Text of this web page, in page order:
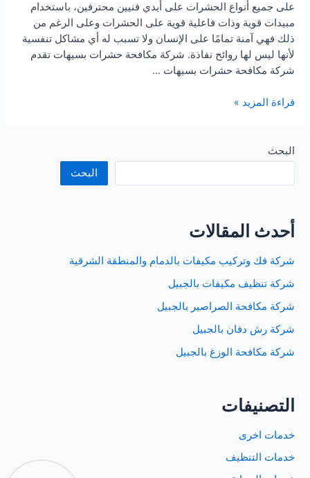
على جميع أنواع الحشرات على أيدي فنيين محترفين، باستخدام
مبيدات قوية وذات فاعلية قوية على الحشرات وعلى الرغم من
ذلك فهي آمنة تمامًا على الإنسان ولا تسبب له أي مشاكل تنفسية
لأنها ليس لها روائح نفاذة. شركة مكافحة حشرات بسيهات تقدم
شركة مكافحة حشرات بسيهات …
شركة
بسيهات
قراءة المزيد »
البحث
البحث
أحدث المقالات
شركة فك وتركيب مكيفات بالدمام والمنطقة الشرقية
شركة تنظيف مكيفات بالجبيل
شركة مكافحة الصراصير بالجبيل
شركة رش دفان بالجبيل
شركة مكافحة الوزغ بالجبيل
التصنيفات
خدمات اخرى
خدمات التنظيف